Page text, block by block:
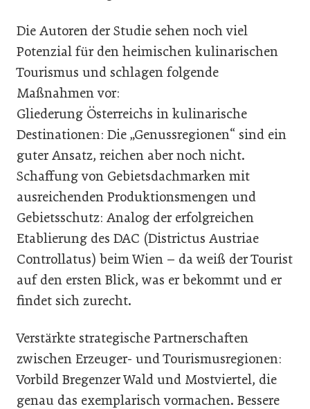
Die Autoren der Studie sehen noch viel
Potenzial für den heimischen kulinarischen
Tourismus und schlagen folgende
Maßnahmen vor:
Gliederung Österreichs in kulinarische
Destinationen: Die „Genussregionen“ sind ein
guter Ansatz, reichen aber noch nicht.
Schaffung von Gebietsdachmarken mit
ausreichenden Produktionsmengen und
Gebietsschutz: Analog der erfolgreichen
Etablierung des DAC (Districtus Austriae
Controllatus) beim Wien – da weiß der Tourist
auf den ersten Blick, was er bekommt und er
findet sich zurecht.
Verstärkte strategische Partnerschaften
zwischen Erzeuger- und Tourismusregionen:
Vorbild Bregenzer Wald und Mostviertel, die
genau das exemplarisch vormachen. Bessere